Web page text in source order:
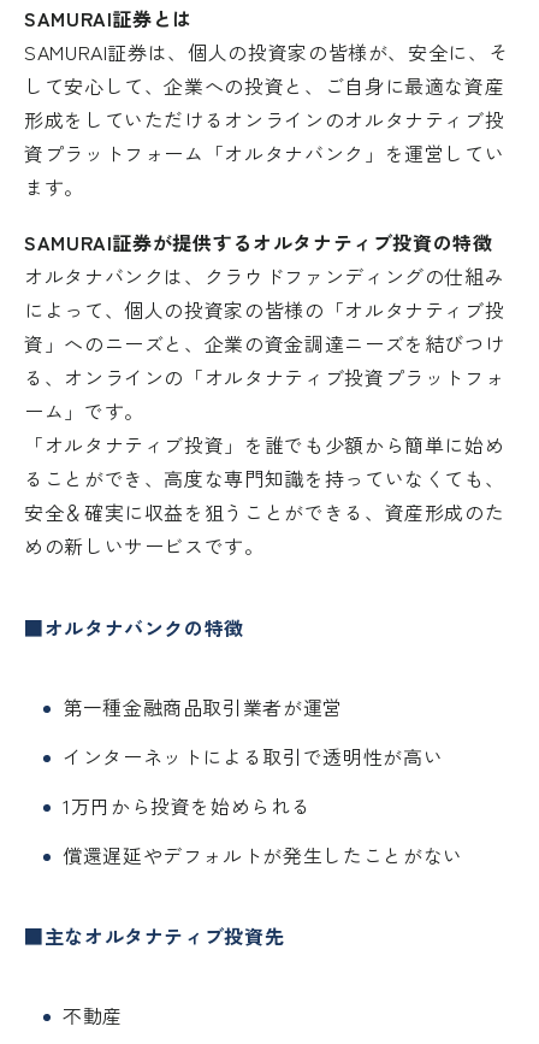
SAMURAI証券とは
SAMURAI証券は、個人の投資家の皆様が、安全に、そ
して安心して、企業への投資と、ご自身に最適な資産
形成をしていただけるオンラインのオルタナティブ投
資プラットフォーム「オルタナバンク」を運営してい
ます。
SAMURAI証券が提供するオルタナティブ投資の特徴
オルタナバンクは、クラウドファンディングの仕組み
によって、個人の投資家の皆様の「オルタナティブ投
資」へのニーズと、企業の資金調達ニーズを結びつけ
る、オンラインの「オルタナティブ投資プラットフォ
ーム」です。
「オルタナティブ投資」を誰でも少額から簡単に始め
ることができ、高度な専門知識を持っていなくても、
安全＆確実に収益を狙うことができる、資産形成のた
めの新しいサービスです。
■オルタナバンクの特徴
第一種金融商品取引業者が運営
インターネットによる取引で透明性が高い
1万円から投資を始められる
償還遅延やデフォルトが発生したことがない
■主なオルタナティブ投資先
不動産